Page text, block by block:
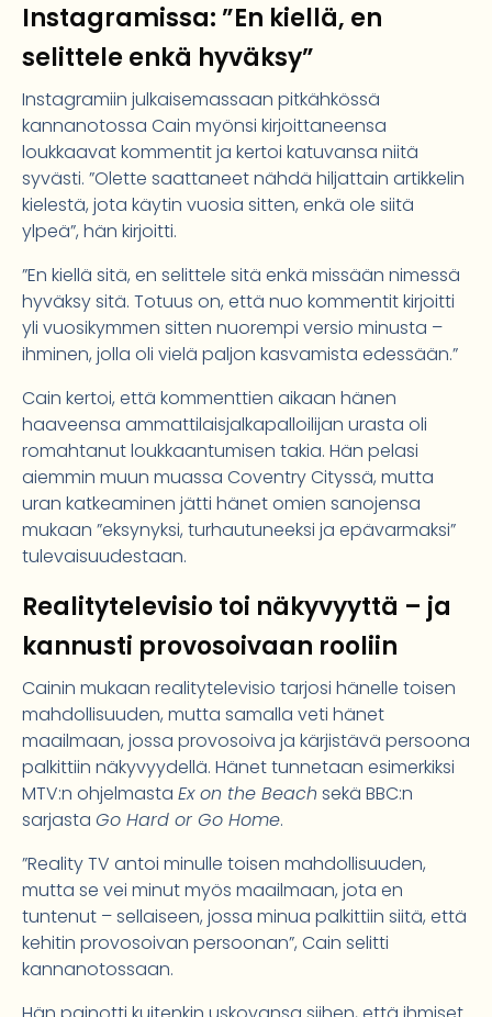
Instagramissa: ”En kiellä, en
selittele enkä hyväksy”
Instagramiin julkaisemassaan pitkähkössä
kannanotossa Cain myönsi kirjoittaneensa
loukkaavat kommentit ja kertoi katuvansa niitä
syvästi. ”Olette saattaneet nähdä hiljattain artikkelin
kielestä, jota käytin vuosia sitten, enkä ole siitä
ylpeä”, hän kirjoitti.
”En kiellä sitä, en selittele sitä enkä missään nimessä
hyväksy sitä. Totuus on, että nuo kommentit kirjoitti
yli vuosikymmen sitten nuorempi versio minusta –
ihminen, jolla oli vielä paljon kasvamista edessään.”
Cain kertoi, että kommenttien aikaan hänen
haaveensa ammattilaisjalkapalloilijan urasta oli
romahtanut loukkaantumisen takia. Hän pelasi
aiemmin muun muassa Coventry Cityssä, mutta
uran katkeaminen jätti hänet omien sanojensa
mukaan ”eksynyksi, turhautuneeksi ja epävarmaksi”
tulevaisuudestaan.
Realitytelevisio toi näkyvyyttä – ja
kannusti provosoivaan rooliin
Cainin mukaan realitytelevisio tarjosi hänelle toisen
mahdollisuuden, mutta samalla veti hänet
maailmaan, jossa provosoiva ja kärjistävä persoona
palkittiin näkyvyydellä. Hänet tunnetaan esimerkiksi
MTV:n ohjelmasta Ex on the Beach sekä BBC:n
sarjasta Go Hard or Go Home.
”Reality TV antoi minulle toisen mahdollisuuden,
mutta se vei minut myös maailmaan, jota en
tuntenut – sellaiseen, jossa minua palkittiin siitä, että
kehitin provosoivan persoonan”, Cain selitti
kannanotossaan.